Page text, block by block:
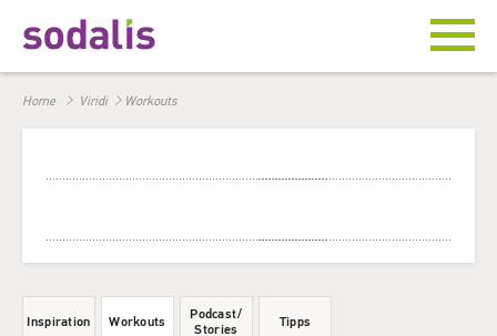
Home Viridi Workouts
Inspiration Workouts Podcast/
Stories
Tipps